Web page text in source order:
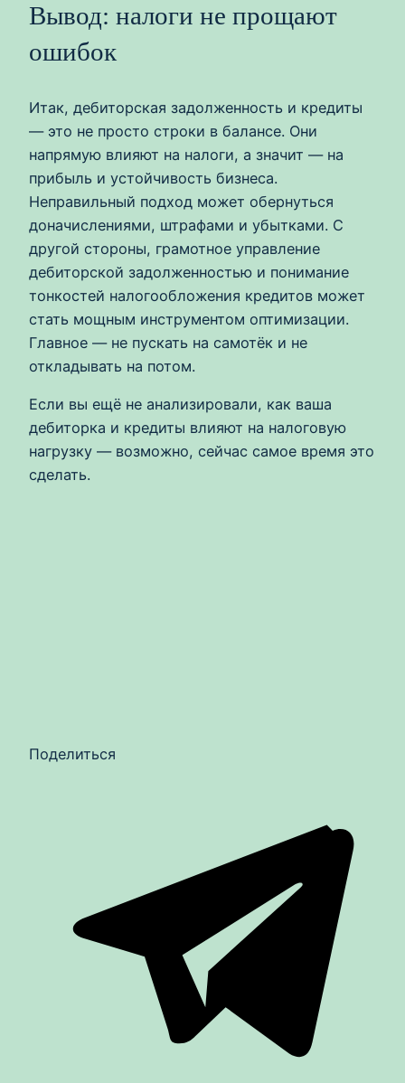
Вывод: налоги не прощают
ошибок
Итак, дебиторская задолженность и кредиты
— это не просто строки в балансе. Они
напрямую влияют на налоги, а значит — на
прибыль и устойчивость бизнеса.
Неправильный подход может обернуться
доначислениями, штрафами и убытками. С
другой стороны, грамотное управление
дебиторской задолженностью и понимание
тонкостей налогообложения кредитов может
стать мощным инструментом оптимизации.
Главное — не пускать на самотёк и не
откладывать на потом.
Если вы ещё не анализировали, как ваша
дебиторка и кредиты влияют на налоговую
нагрузку — возможно, сейчас самое время это
сделать.
Поделиться